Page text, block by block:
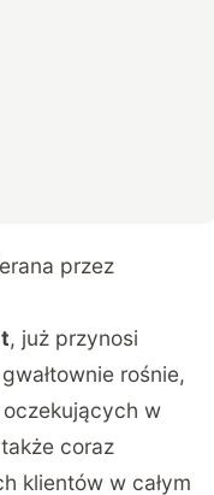
przez
, już przynosi
rośnie,
w
coraz
klientów w całym